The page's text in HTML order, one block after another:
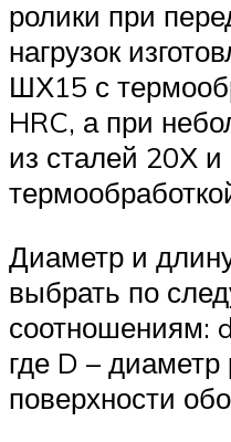
ролики при
нагрузок
ШХ15 с
HRC, а при
из сталей 20Х
Диаметр и
выбрать по
соотношениям:
где D – диаметр
поверхности